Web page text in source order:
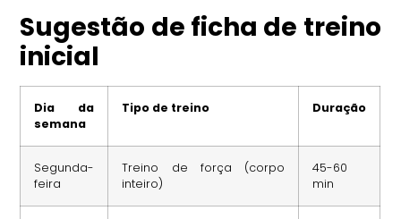
Sugestão de ficha de treino
inicial
Dia da
semana
Tipo de treino Duração
Segunda-
feira
Treino de força (corpo
inteiro)
45-60
min